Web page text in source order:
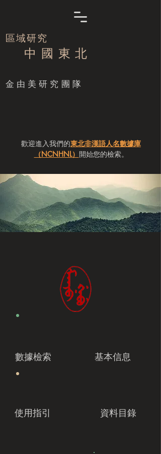
區域研究
中 國 東 北
​金由美研究團隊
歡迎進入我們的東北非漢語人名數據庫
（NCNHNL） 開始您的檢索。
數據檢索 基本信息
使用指引 資料目錄